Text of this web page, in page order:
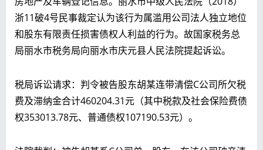
浙11破4号民事裁定认为该行为属滥用公司法人独立地位
和股东有限责任损害债权人利益的行为。故国家税务总
局丽水市税务局向丽水市庆元县人民法院提起诉讼。
税局诉讼请求：判令被告股东胡某连带清偿C公司所欠税
费及滞纳金合计460204.31元（其中税款及社会保险费债
权353013.78元、普通债权107190.53元）。